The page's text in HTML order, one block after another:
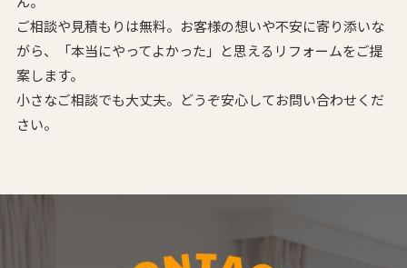
ご相談や見積もりは無料。お客様の想いや不安に寄り添いな
がら、
「本当にやってよかった」と思えるリフォームをご提
案します。
小さなご相談でも大丈夫。どうぞ安心してお問い合わせくだ
さい。